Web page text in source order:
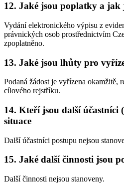
12. Jaké jsou poplatky a jak
Vydání elektronického výpisu z
právnických osob prostřednictvím
zpoplatněno.
13. Jaké jsou lhůty pro
Podaná žádost je vyřízena okamžitě,
cílového rejstříku.
14. Kteří jsou další účastníci
situace
Další účastníci postupu nejsou
15. Jaké další činnosti jsou
Další činnosti nejsou stanoveny.